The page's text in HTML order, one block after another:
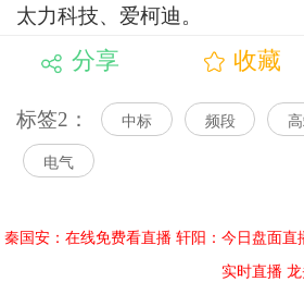
太力科技、爱柯迪。
分享 收藏
标签2： 中标 频段
电气
秦国安：在线免费看直播 轩阳：今日盘面直
实时直播